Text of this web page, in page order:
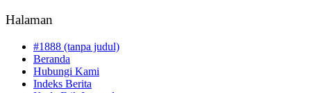
Halaman
#1888 (tanpa judul)
Beranda
Hubungi Kami
Indeks Berita